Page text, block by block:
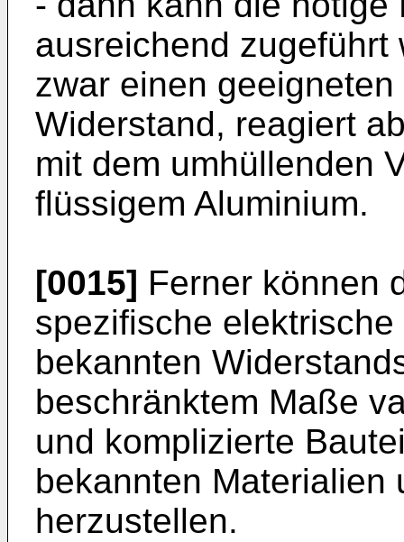
ausreichend
zwar einen
Widerstand, reagiert
mit dem umhüllenden
flüssigem Aluminium.
[0015] Ferner können
spezifische
bekannten
beschränktem Maße
und komplizierte
bekannten Materialien
herzustellen.